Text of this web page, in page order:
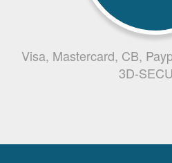
Visa, Mastercard, CB,
3D-